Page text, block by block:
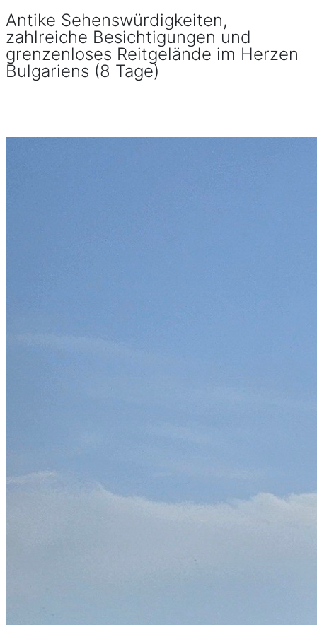
Antike Sehenswürdigkeiten,
zahlreiche Besichtigungen und
grenzenloses Reitgelände im Herzen
Bulgariens (8 Tage)